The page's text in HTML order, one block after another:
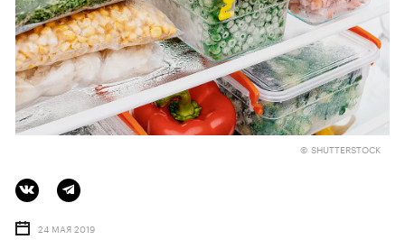
© SHUTTERSTOCK
24 МАЯ 2019